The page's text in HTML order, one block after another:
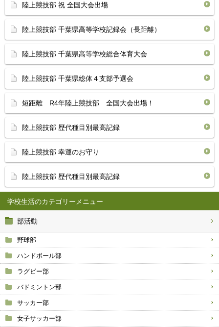
学校生活
部活動
野球部
ハンドボール部
ラグビー部
バドミントン部
サッカー部
女子サッカー部
陸上競技部 祝 全国大会出場
陸上競技部 千葉県高等学校記録会（長距離）
陸上競技部 千葉県高等学校総合体育大会
陸上競技部 千葉県総体４支部予選会
短距離 R4年陸上競技部 全国大会出場！
陸上競技部 歴代種目別最高記録
陸上競技部 幸運のお守り
陸上競技部 歴代種目別最高記録